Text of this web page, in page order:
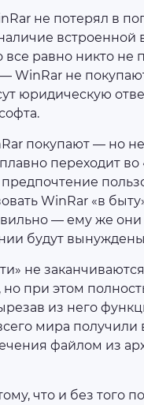
не потерял в
встроенной
все равно никто не
— WinRar не
юридическую
покупают — но
переходит
предпочтение
WinRar «в
— ему же они
будут
не
при этом
из него
мира получили
файлом из
что и без того